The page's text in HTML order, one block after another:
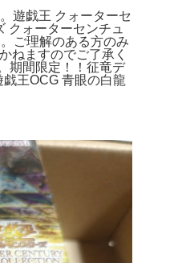
遊戯王 クォーターセ
クォーターセンチュ
ご理解のある方のみ
ねますのでご了承く
期間限定！！征竜デ
王OCG 青眼の白龍